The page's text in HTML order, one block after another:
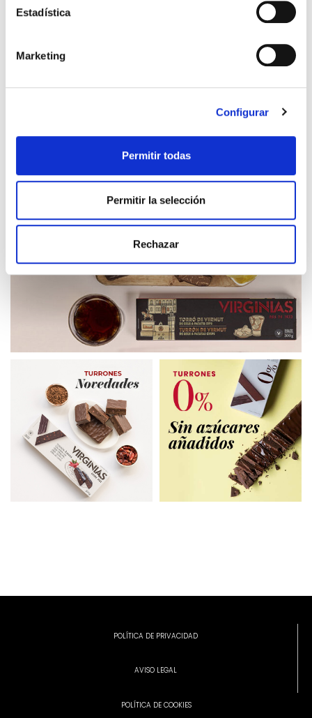
identifican de ninguna forma.
Estadística
Marketing
Configurar
Permitir todas
Permitir la selección
Rechazar
POLÍTICA DE PRIVACIDAD
AVISO LEGAL
POLÍTICA DE COOKIES